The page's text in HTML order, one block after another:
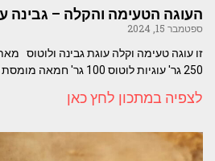
העוגה הטעימה והקלה – גבינה
ספטמבר 15, 2024
זו עוגה טעימה וקלה עוגת גבינה ולוטוס
250 גר' עוגיות לוטוס 100 גר' חמאה מומסת לגבינה- 500 מ"ל
לצפיה במתכון לחץ כאן